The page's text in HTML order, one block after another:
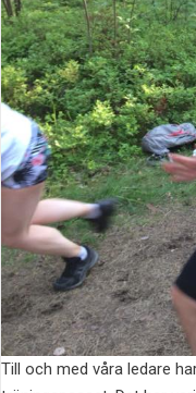
Till och med våra ledare